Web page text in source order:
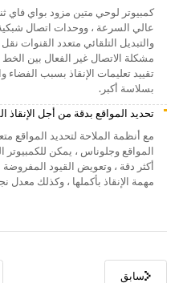
عالي السرعة ، ووحدات اتصال
والتبديل التلقائي متعدد القنوات
مشكلة الاتصال غير الفعال بين
تقييد تعليمات الإنقاذ بسبب الفضاء
بسلاسة أكبر.
تحديد المواقع بدقة من أجل الإنقاذ
مع أنظمة الملاحة لتحديد المواقع
المواقع وجلوناس ، يمكن
أكثر دقة ، وتعويض القيود
مهمة الإنقاذ بأكملها ، وكذلك معدل
سابق